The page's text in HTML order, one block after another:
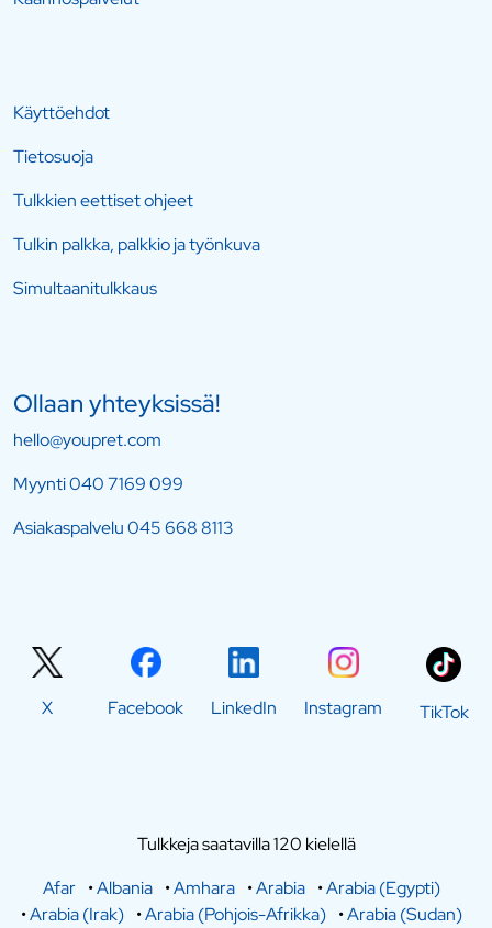
Käyttöehdot
Tietosuoja
Tulkkien eettiset ohjeet
Tulkin palkka, palkkio ja työnkuva
Simultaanitulkkaus
Ollaan yhteyksissä!
hello@youpret.com
Myynti040 7169 099
Asiakaspalvelu045 668 8113
X Facebook LinkedIn Instagram TikTok
Tulkkeja saatavilla 120 kielellä
Afar •Albania •Amhara •Arabia •Arabia (Egypti)
•Arabia (Irak) •Arabia (Pohjois-Afrikka) •Arabia (Sudan)